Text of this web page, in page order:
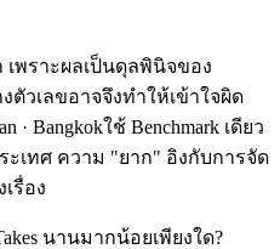
เพราะผลเป็นดุลพินิจของ
ตัวเลขอาจจึงทำให้เข้าใจผิด
· Bangkokใช้ Benchmark เดียว
ะเทศ ความ "ยาก" อิงกับการจัด
เรื่อง
นานมากน้อยเพียงใด?